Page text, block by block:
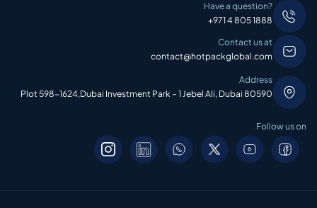
Have a question?
+971 4 805 1888
Contact us at
contact@hotpackglobal.com
Address
Plot 598-1624,Dubai Investment Park – 1 Jebel Ali, Dubai 80590
Follow us on